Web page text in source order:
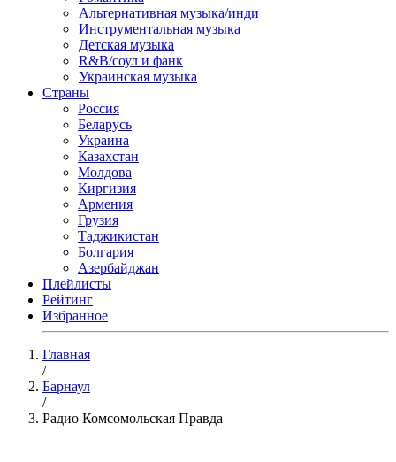
Альтернативная музыка/инди
Инструментальная музыка
Детская музыка
R&B/cоул и фанк
Украинская музыка
Страны
Россия
Беларусь
Украина
Казахстан
Молдова
Киргизия
Армения
Грузия
Таджикистан
Болгария
Азербайджан
Плейлисты
Рейтинг
Избранное
Главная
/
Барнаул
/
Радио Комсомольская Правда